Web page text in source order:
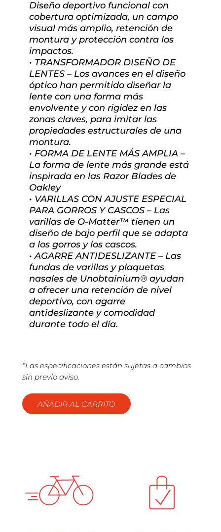
Diseño deportivo funcional con
cobertura optimizada, un campo
visual más amplio, retención de
montura y protección contra los
impactos.
• TRANSFORMADOR DISEÑO DE
LENTES – Los avances en el diseño
óptico han permitido diseñar la
lente con una forma más
envolvente y con rigidez en las
zonas claves, para imitar las
propiedades estructurales de una
montura.
• FORMA DE LENTE MÁS AMPLIA –
La forma de lente más grande está
inspirada en las Razor Blades de
Oakley
• VARILLAS CON AJUSTE ESPECIAL
PARA GORROS Y CASCOS – Las
varillas de O-Matter™ tienen un
diseño de bajo perfil que se adapta
a los gorros y los cascos.
• AGARRE ANTIDESLIZANTE – Las
fundas de varillas y plaquetas
nasales de Unobtainium® ayudan
a ofrecer una retención de nivel
deportivo, con agarre
antideslizante y comodidad
durante todo el día.
*Las especificaciones están sujetas a cambios
sin previo aviso.
AÑADIR AL CARRITO